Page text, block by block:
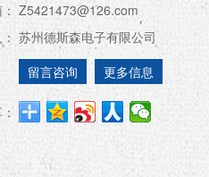
Z5421473@126.com
苏州德斯森电子有限公司
留言咨询
更多信息